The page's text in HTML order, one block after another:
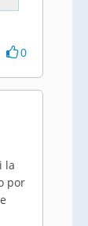
0
la
por